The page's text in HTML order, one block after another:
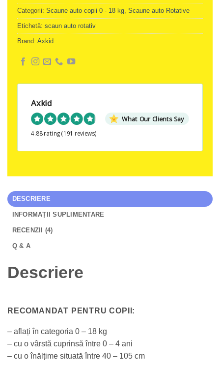
Categorii: Scaune auto copii 0 - 18 kg, Scaune auto Rotative
Etichetă: scaun auto rotativ
Brand: Axkid
Axkid
What Our Clients Say
4.88 rating (191 reviews)
DESCRIERE
INFORMAȚII SUPLIMENTARE
RECENZII (4)
Q & A
Descriere
RECOMANDAT PENTRU COPII:
– aflați în categoria 0 – 18 kg
– cu o vârstă cuprinsă între 0 – 4 ani
– cu o înălțime situată între 40 – 105 cm